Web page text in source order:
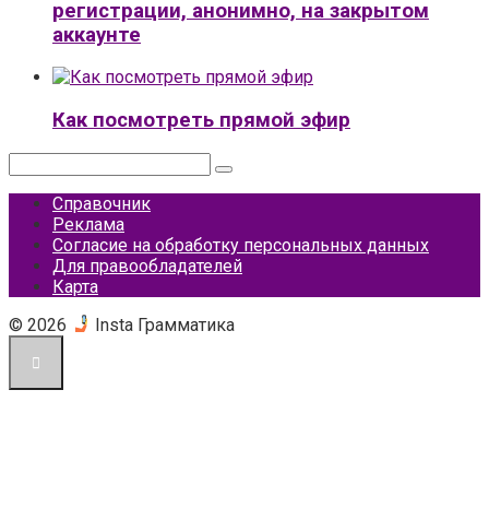
регистрации, анонимно, на закрытом
аккаунте
Как посмотреть прямой эфир
Справочник
Реклама
Согласие на обработку персональных данных
Для правообладателей
Карта
© 2026
Insta Грамматика